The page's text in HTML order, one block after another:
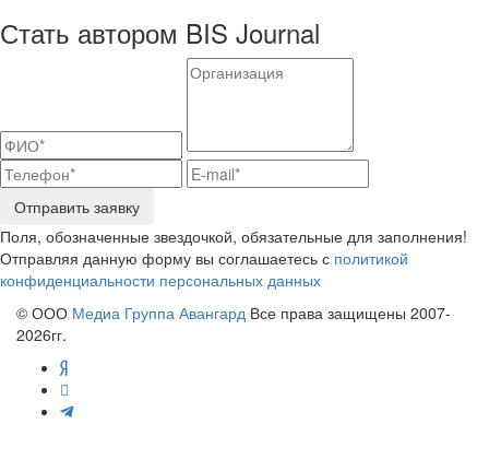
Стать автором BIS Journal
Отправить заявку
Поля, обозначенные звездочкой, обязательные для заполнения!
Отправляя данную форму вы соглашаетесь с политикой
конфиденциальности персональных данных
© ООО Медиа Группа Авангард Все права защищены 2007-
2026гг.